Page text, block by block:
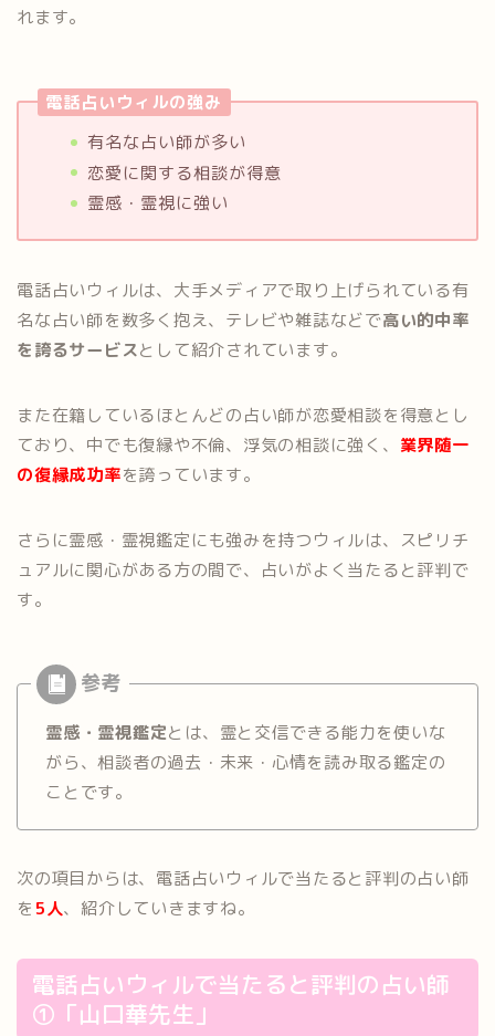
れます。
電話占いウィルの強み
有名な占い師が多い
恋愛に関する相談が得意
霊感・霊視に強い
電話占いウィルは、大手メディアで取り上げられている有
名な占い師を数多く抱え、テレビや雑誌などで高い的中率
を誇るサービスとして紹介されています。
また在籍しているほとんどの占い師が恋愛相談を得意とし
ており、中でも復縁や不倫、浮気の相談に強く、 業界随一
の復縁成功率を誇っています。
さらに霊感・霊視鑑定にも強みを持つウィルは、スピリチ
ュアルに関心がある方の間で、占いがよく当たると評判で
す。
霊感・霊視鑑定とは、霊と交信できる能力を使いな
がら、相談者の過去・未来・心情を読み取る鑑定の
ことです。
次の項目からは、電話占いウィルで当たると評判の占い師
を 5人、紹介していきますね。
電話占いウィルで当たると評判の占い師
①「山口華先生」